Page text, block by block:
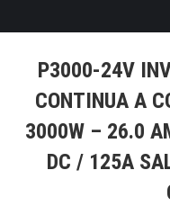
P3000-24V
CONTINUA A
3000W – 26.0
DC / 125A